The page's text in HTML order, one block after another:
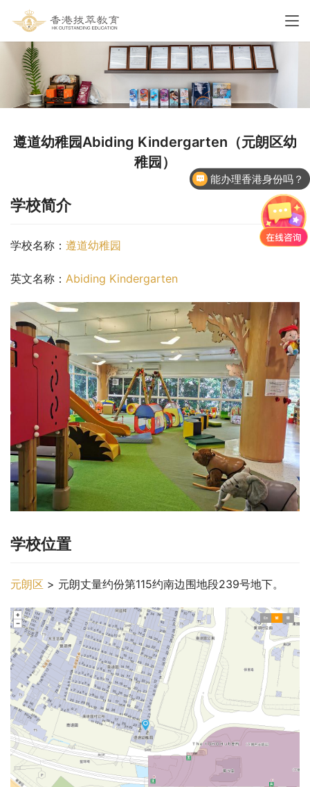
遵道幼稚园Abiding Kindergarten（元朗区幼
稚园）
学校简介
学校名称： 遵道幼稚园
英文名称： Abiding Kindergarten
学校位置
元朗区 > 元朗丈量约份第115约南边围地段239号地下。
能办理香港身份吗？